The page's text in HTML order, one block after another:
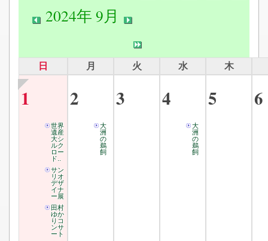
2024年 9月
日 月 火 水 木
1
世界
遺産
大シ
ルク
ロー
ド..
サン
リオ
デザ
イナ
ー展
田村
ゆか
りコ
ンサ
ート
2
大
洲
の
鵜
飼
3 4
大
洲
の
鵜
飼
5 6